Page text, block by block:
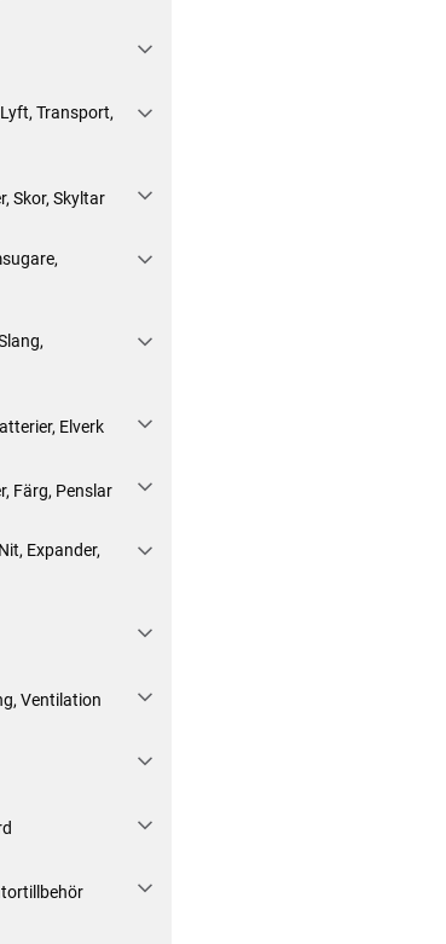
Transport,
Skor, Skyltar
Elverk
Färg, Penslar
Expander,
Ventilation